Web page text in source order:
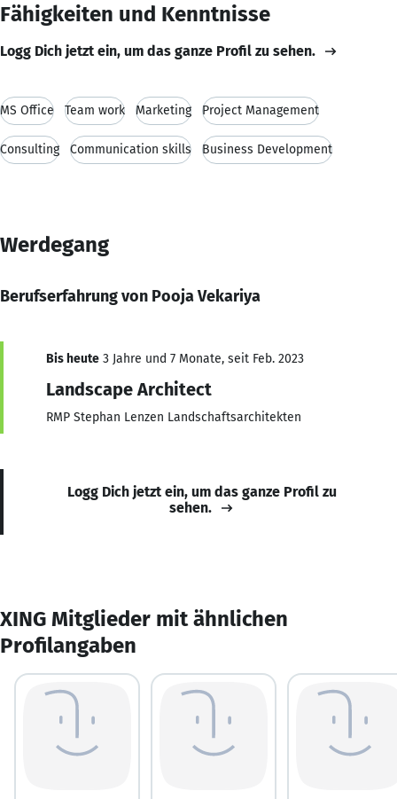
Fähigkeiten und Kenntnisse
Logg Dich jetzt ein, um das ganze Profil zu sehen.
MS Office Team work Marketing Project Management
Consulting Communication skills Business Development
Werdegang
Berufserfahrung von Pooja Vekariya
Bis heute 3 Jahre und 7 Monate, seit Feb. 2023
Landscape Architect
RMP Stephan Lenzen Landschaftsarchitekten
Logg Dich jetzt ein, um das ganze Profil zu
sehen.
XING Mitglieder mit ähnlichen
Profilangaben